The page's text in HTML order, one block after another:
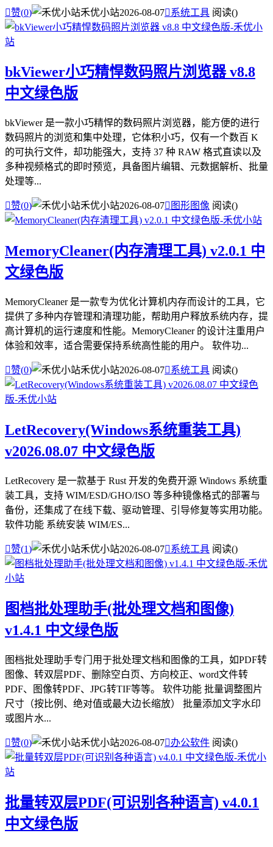
赞(0) 禾优小站2026-08-07系统工具 阅读()
bkViewer小巧精悍数码照片浏览器 v8.8
中文绿色版
bkViewer 是一款小巧精悍的数码照片浏览器，能方便的进行
数码照片的浏览和集中处理，它体积小巧，仅有一个数百 K
的可执行文件，却功能强大，支持 37 种 RAW 格式直读以及
多种视频格式的即时预览，具备图片编辑、元数据解析、批量
处理等...
赞(0) 禾优小站2026-08-07 图形图像 阅读()
MemoryCleaner(内存清理工具) v2.0.1 中
文绿色版
MemoryCleaner 是一款专为优化计算机内存而设计的工具，它
提供了多种内存管理和清理功能，帮助用户释放系统内存，提
高计算机的运行速度和性能。MemoryCleaner 的设计注重用户
体验和效率，适合需要保持系统高性能的用户。 软件功...
赞(0) 禾优小站2026-08-07系统工具 阅读()
LetRecovery(Windows系统重装工具)
v2026.08.07 中文绿色版
LetRecovery 是一款基于 Rust 开发的免费开源 Windows 系统重
装工具，支持 WIM/ESD/GHO/ISO 等多种镜像格式的部署与
备份，还集成了在线下载、驱动管理、引导修复等实用功能。
软件功能 系统安装 WIM/ES...
赞(1) 禾优小站2026-08-07系统工具 阅读()
图档批处理助手(批处理文档和图像)
v1.4.1 中文绿色版
图档批处理助手专门用于批处理文档和图像的工具，如PDF转
图像、转双层PDF、删除空白页、方向校正、word文件转
PDF、图像转PDF、JPG转TIF等等。 软件功能 批量调整图片
尺寸（按比例、绝对值或最大边长缩放） 批量添加文字水印
或图片水...
赞(0) 禾优小站2026-08-07办公软件 阅读()
批量转双层PDF(可识别各种语言) v4.0.1
中文绿色版